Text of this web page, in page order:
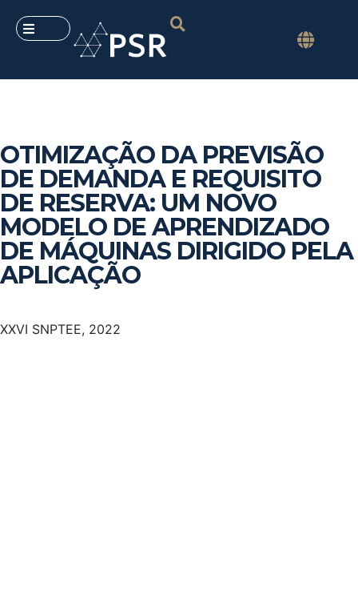
OTIMIZAÇÃO DA PREVISÃO
DE DEMANDA E REQUISITO
DE RESERVA: UM NOVO
MODELO DE APRENDIZADO
DE MÁQUINAS DIRIGIDO PELA
APLICAÇÃO
XXVI SNPTEE, 2022